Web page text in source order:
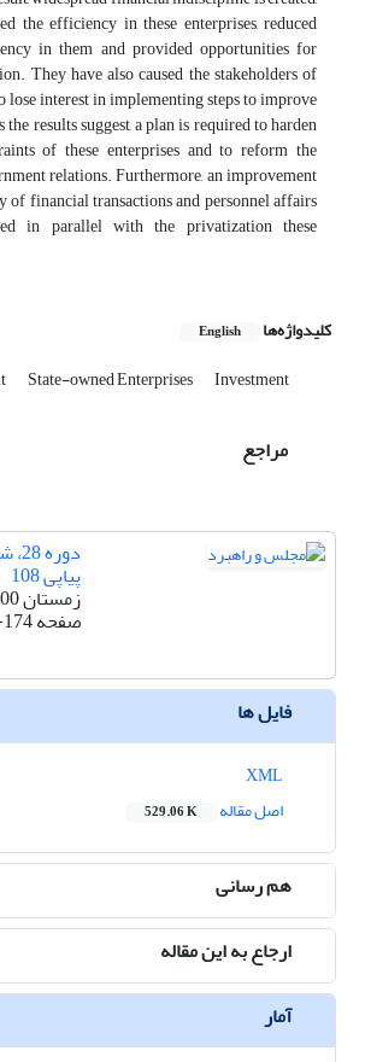
the efficiency in these enterprises, reduced
in them and provided opportunities for
They have also caused the stakeholders of
lose interest in implementing steps to improve
results suggest, a plan is required to harden
of these enterprises and to reform the
relations. Furthermore, an improvement
of financial transactions and personnel affairs
in parallel with the privatization these
کلیدواژه‌ها English
State-owned Enterprises Investment
مراجع
پیاپی 108
زمستان 1400
صفحه
فایل ها
اصل مقاله
529.06 K
هم رسانی
ارجاع به این مقاله
آمار